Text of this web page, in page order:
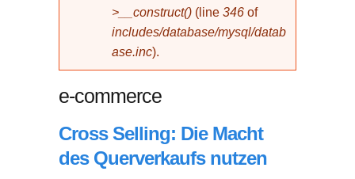
>__construct() (line 346 of
includes/database/mysql/datab
ase.inc).
e-commerce
Cross Selling: Die Macht
des Querverkaufs nutzen